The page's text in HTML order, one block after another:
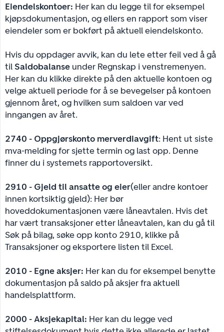
Eiendelskontoer: Her kan du legge til for eksempel
kjøpsdokumentasjon, og ellers en rapport som viser
eiendeler som er bokført på aktuell eiendelskonto.
Hvis du oppdager avvik, kan du lete etter feil ved å gå
til Saldobalanse under Regnskap i venstremenyen.
Her kan du klikke direkte på den aktuelle kontoen og
velge aktuell periode for å se bevegelser på kontoen
gjennom året, og hvilken sum saldoen var ved
inngangen av året.
2740 - Oppgjørskonto merverdiavgift: Hent ut siste
mva-melding for sjette termin og last opp. Denne
finner du i systemets rapportoversikt.
2910 - Gjeld til ansatte og eier(eller andre kontoer
innen kortsiktig gjeld): Her bør
hoveddokumentasjonen være låneavtalen. Hvis det
har vært transaksjoner etter låneavtalen, kan du gå til
Søk på bilag, søke opp konto 2910, klikke på
Transaksjoner og eksportere listen til Excel.
2010 - Egne aksjer: Her kan du for eksempel benytte
dokumentasjon på saldo på aksjer fra aktuell
handelsplattform.
2000 - Aksjekapital: Her kan du legge ved